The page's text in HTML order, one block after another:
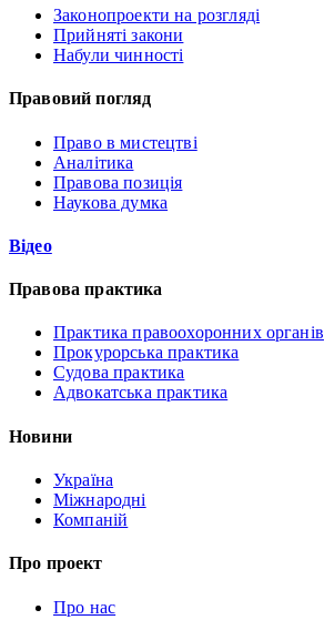
Законопроекти на розгляді
Прийняті закони
Набули чинності
Правовий погляд
Право в мистецтві
Аналітика
Правова позиція
Наукова думка
Відео
Правова практика
Практика правоохоронних органів
Прокурорська практика
Судова практика
Адвокатська практика
Новини
Україна
Міжнародні
Компаній
Про проект
Про нас